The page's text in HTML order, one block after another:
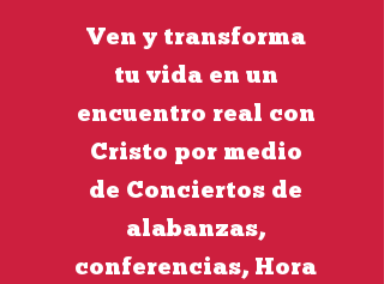
Ven y transforma
tu vida en un
encuentro real con
Cristo por medio
de Conciertos de
alabanzas,
conferencias, Hora